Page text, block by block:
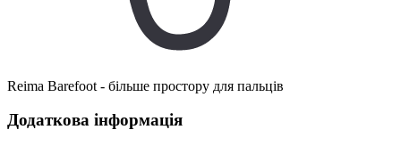
Reima Barefoot - більше простору для пальців
Додаткова інформація